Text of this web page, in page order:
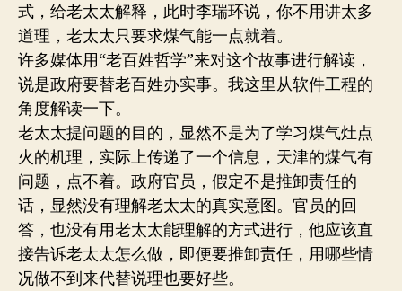
式，给老太太解释，此时李瑞环说，你不用讲太多
道理，老太太只要求煤气能一点就着。
许多媒体用“老百姓哲学”来对这个故事进行解读，
说是政府要替老百姓办实事。我这里从软件工程的
角度解读一下。
老太太提问题的目的，显然不是为了学习煤气灶点
火的机理，实际上传递了一个信息，天津的煤气有
问题，点不着。政府官员，假定不是推卸责任的
话，显然没有理解老太太的真实意图。官员的回
答，也没有用老太太能理解的方式进行，他应该直
接告诉老太太怎么做，即便要推卸责任，用哪些情
况做不到来代替说理也要好些。